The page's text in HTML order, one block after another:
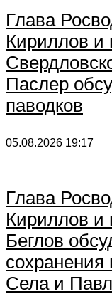
Глава
Кириллов и
Паслер
паводков
05.08.2026 19:17
Глава
Кириллов и
Беглов
сохранения
Села и